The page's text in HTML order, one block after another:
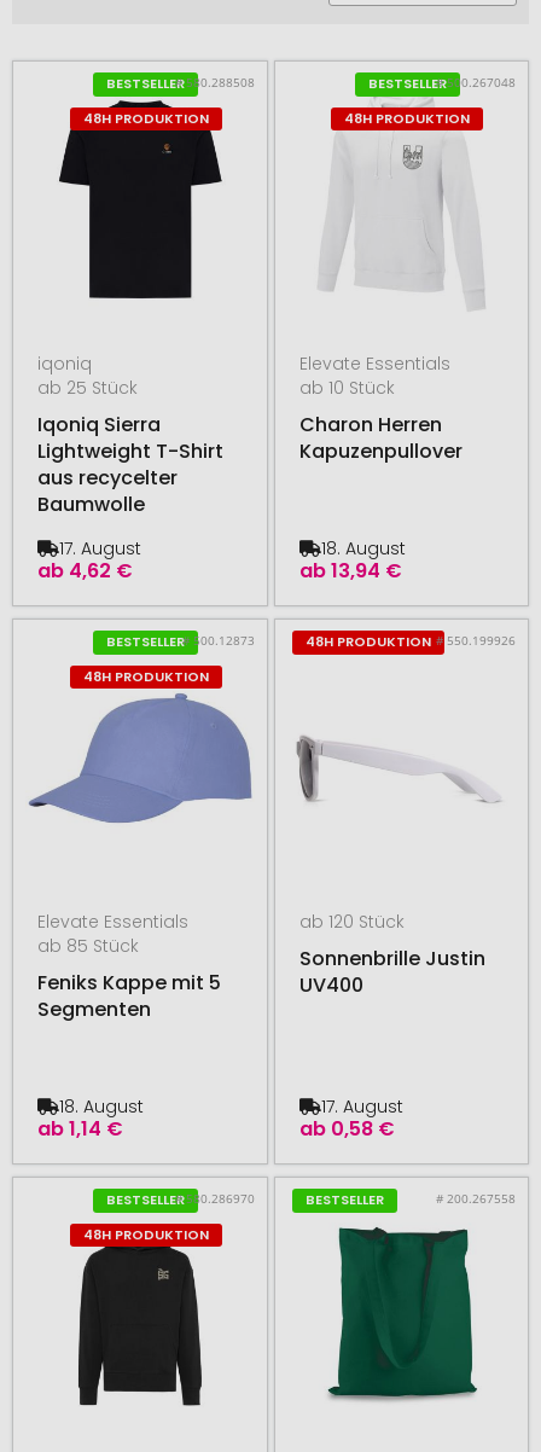
BESTSELLER
48H PRODUKTION
# 580.288508
iqoniq
ab 25 Stück
Iqoniq Sierra
Lightweight T-Shirt
aus recycelter
Baumwolle
ab 4,62 €
17. August
BESTSELLER
48H PRODUKTION
# 500.267048
Elevate Essentials
ab 10 Stück
Charon Herren
Kapuzenpullover
ab13,94 €
18. August
BESTSELLER
48H PRODUKTION
# 500.12873
Elevate Essentials
ab 85 Stück
Feniks Kappe mit 5
Segmenten
ab1,14 €
18. August
48H PRODUKTION # 550.199926
ab 120 Stück
Sonnenbrille Justin
UV400
ab 0,58 €
17. August
BESTSELLER
48H PRODUKTION
# 580.286970 BESTSELLER # 200.267558